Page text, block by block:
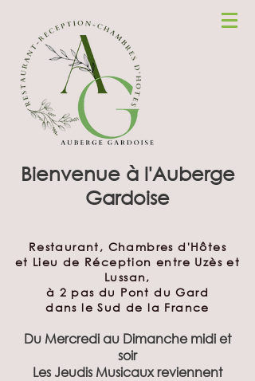
Bienvenue à l'Auberge
Gardoise
Restaurant, Chambres d'Hôtes
et Lieu de Réception entre Uzès et
Lussan,
à 2 pas du Pont du Gard
dans le Sud de la France
Du Mercredi au Dimanche midi et
soir
Les Jeudis Musicaux reviennent